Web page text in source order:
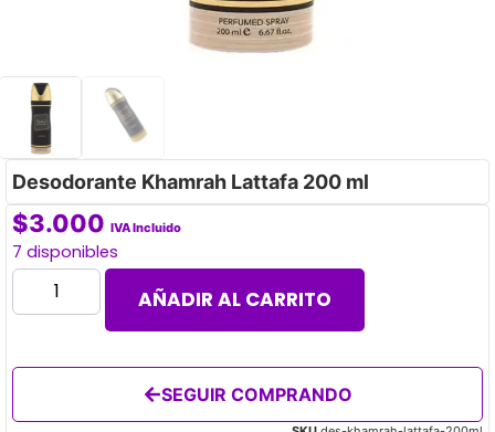
Desodorante Khamrah Lattafa 200 ml
$3.000 IVA Incluido
7 disponibles
AÑADIR AL CARRITO
SEGUIR COMPRANDO